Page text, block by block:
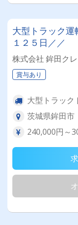
大型トラック運
１２５日／／
株式会社 鉾田ク
賞与あり
大型トラック
茨城県鉾田市
240,000円～